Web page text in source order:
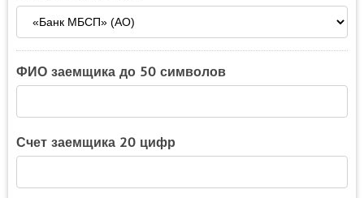
ФИО заемщика до 50 символов
Счет заемщика 20 цифр